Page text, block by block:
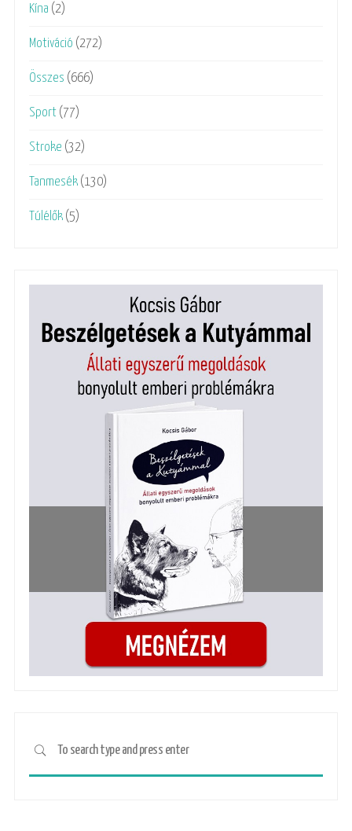
Kína (2)
Motiváció (272)
Összes (666)
Sport (77)
Stroke (32)
Tanmesék (130)
Túlélők (5)